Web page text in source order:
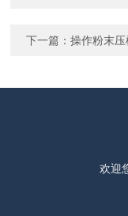
下一篇：操作粉末
欢迎